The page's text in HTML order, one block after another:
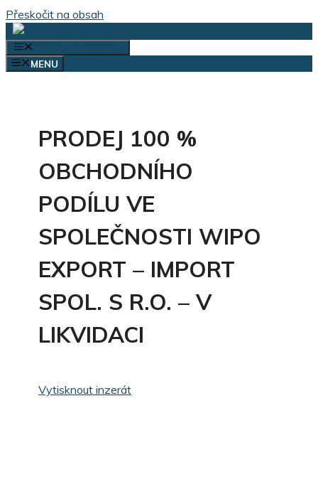
Přeskočit na obsah
MENU
PRODEJ 100 %
OBCHODNÍHO
PODÍLU VE
SPOLEČNOSTI WIPO
EXPORT – IMPORT
SPOL. S R.O. – V
LIKVIDACI
Vytisknout inzerát